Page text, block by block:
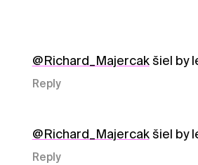
@Richard_Majercakšiel by
Reply
@Richard_Majercakšiel by
Reply